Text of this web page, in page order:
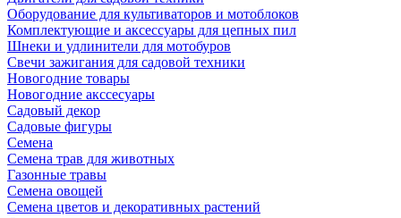
Оборудование для культиваторов и мотоблоков
Комплектующие и аксессуары для цепных пил
Шнеки и удлинители для мотобуров
Свечи зажигания для садовой техники
Новогодние товары
Новогодние акссесуары
Садовый декор
Садовые фигуры
Семена
Семена трав для животных
Газонные травы
Семена овощей
Семена цветов и декоративных растений